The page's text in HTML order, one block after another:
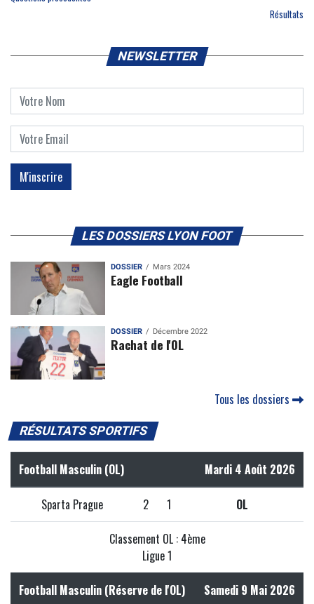
Résultats
NEWSLETTER
LES DOSSIERS LYON FOOT
DOSSIER Mars 2024
Eagle Football
DOSSIER Décembre 2022
Rachat de l'OL
Tous les dossiers
RÉSULTATS SPORTIFS
Football Masculin (OL) Mardi 4 Août 2026
Sparta Prague 2 1 OL
Classement OL : 4ème
Ligue 1
Football Masculin (Réserve de l'OL) Samedi 9 Mai 2026